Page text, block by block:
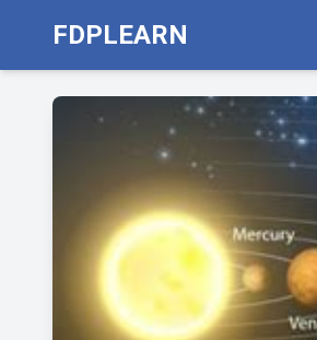
FDPLEARN